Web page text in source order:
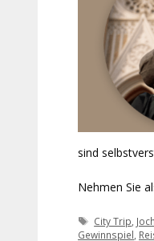
sind
Nehmen Sie
Schlagwörter
City Trip,
Gewinnspiel,